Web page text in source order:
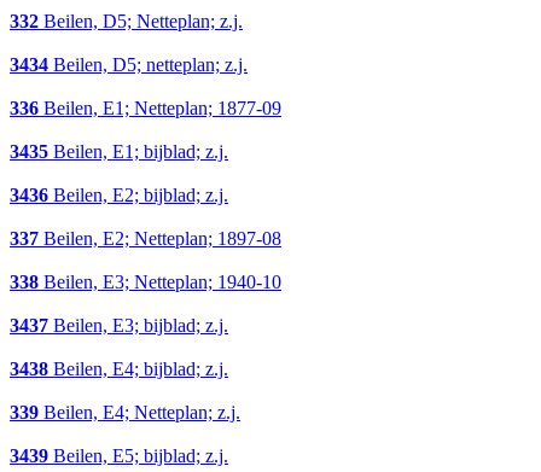
332 Beilen, D5; Netteplan; z.j.
3434 Beilen, D5; netteplan; z.j.
336 Beilen, E1; Netteplan; 1877-09
3435 Beilen, E1; bijblad; z.j.
3436 Beilen, E2; bijblad; z.j.
337 Beilen, E2; Netteplan; 1897-08
338 Beilen, E3; Netteplan; 1940-10
3437 Beilen, E3; bijblad; z.j.
3438 Beilen, E4; bijblad; z.j.
339 Beilen, E4; Netteplan; z.j.
3439 Beilen, E5; bijblad; z.j.